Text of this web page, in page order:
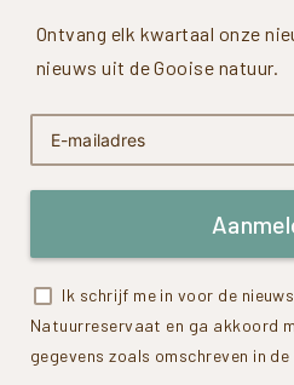
Ontvang elk kwartaal onze
nieuws uit de Gooise natuur.
Ik schrijf me in voor de
Natuurreservaat en ga akkoord
gegevens zoals omschreven in de